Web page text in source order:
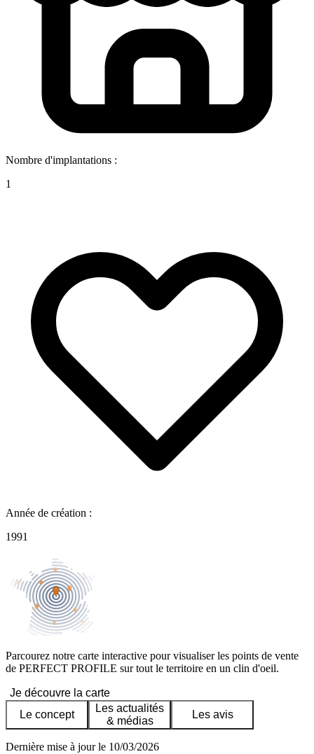
Nombre d'implantations :
1
Année de création :
1991
Parcourez notre carte interactive pour visualiser les points de vente
de PERFECT PROFILE sur tout le territoire en un clin d'oeil.
Je découvre la carte
Le concept
Les actualités
& médias
Les avis
Dernière mise à jour le 10/03/2026